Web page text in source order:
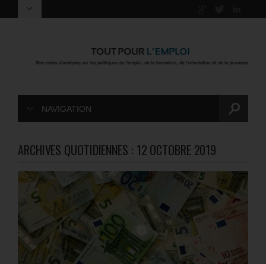
NAVIGATION
ARCHIVES QUOTIDIENNES : 12 OCTOBRE 2019